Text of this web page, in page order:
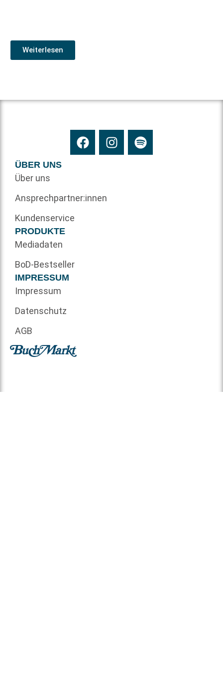
Weiterlesen
ÜBER UNS
Über uns
Ansprechpartner:innen
Kundenservice
PRODUKTE
Mediadaten
BoD-Bestseller
IMPRESSUM
Impressum
Datenschutz
AGB